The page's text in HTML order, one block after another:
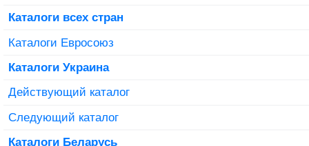
Каталоги всех стран
Каталоги Евросоюз
Каталоги Украина
Действующий каталог
Следующий каталог
Каталоги Беларусь